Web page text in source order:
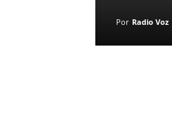
Por Radio Voz